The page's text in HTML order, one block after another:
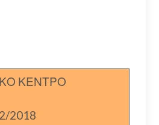
ΚΕΝΤΡΟ
2018